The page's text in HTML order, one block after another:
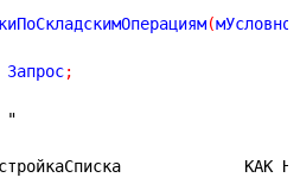
(
Запрос;
"
|